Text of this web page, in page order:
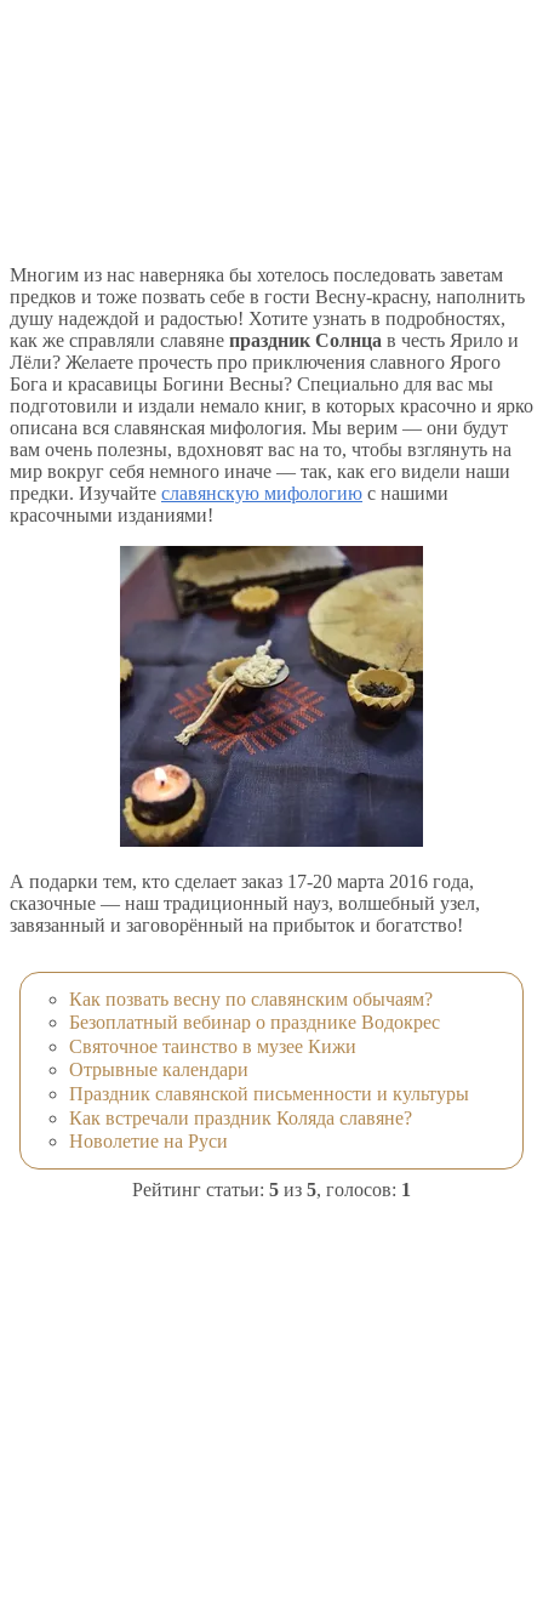
Многим из нас наверняка бы хотелось последовать заветам
предков и тоже позвать себе в гости Весну-красну, наполнить
душу надеждой и радостью! Хотите узнать в подробностях,
как же справляли славяне праздник Солнца в честь Ярило и
Лёли? Желаете прочесть про приключения славного Ярого
Бога и красавицы Богини Весны? Специально для вас мы
подготовили и издали немало книг, в которых красочно и ярко
описана вся славянская мифология. Мы верим — они будут
вам очень полезны, вдохновят вас на то, чтобы взглянуть на
мир вокруг себя немного иначе — так, как его видели наши
предки. Изучайте славянскую мифологию с нашими
красочными изданиями!
А подарки тем, кто сделает заказ 17-20 марта 2016 года,
сказочные — наш традиционный науз, волшебный узел,
завязанный и заговорённый на прибыток и богатство!
Как позвать весну по славянским обычаям?
Безоплатный вебинар о празднике Водокрес
Святочное таинство в музее Кижи
Отрывные календари
Праздник славянской письменности и культуры
Как встречали праздник Коляда славяне?
Новолетие на Руси
Рейтинг статьи: 5 из 5, голосов: 1